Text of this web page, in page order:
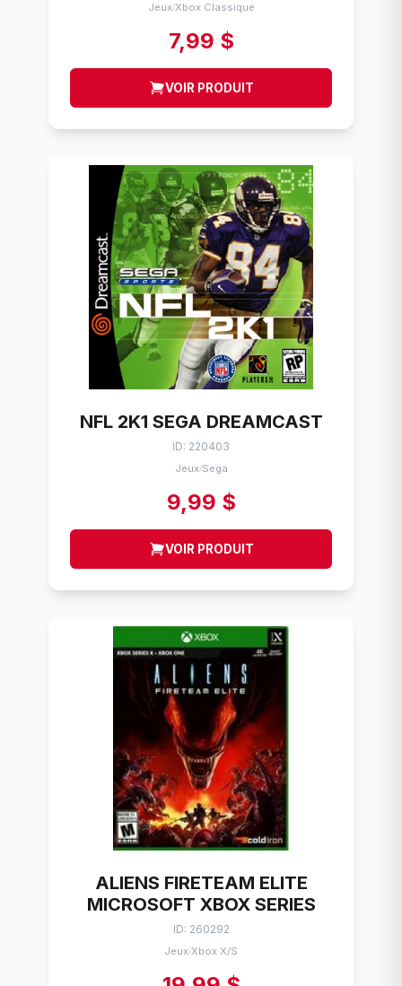
Jeux/Xbox Classique
7,99 $
VOIR PRODUIT
NFL 2K1 SEGA DREAMCAST
ID: 220403
Jeux/Sega
9,99 $
VOIR PRODUIT
ALIENS FIRETEAM ELITE
MICROSOFT XBOX SERIES
ID: 260292
Jeux/Xbox X/S